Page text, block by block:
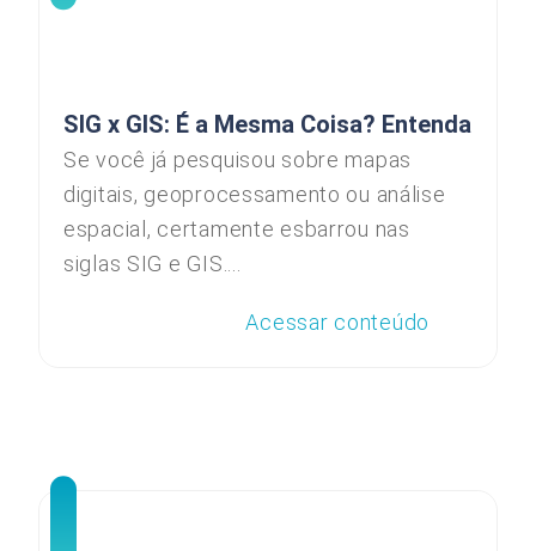
SIG x GIS: É a Mesma Coisa? Entenda
Se você já pesquisou sobre mapas
digitais, geoprocessamento ou análise
espacial, certamente esbarrou nas
siglas SIG e GIS....
Acessar conteúdo